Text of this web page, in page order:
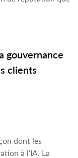
gouvernance
clients
dont les
à l’IA. La